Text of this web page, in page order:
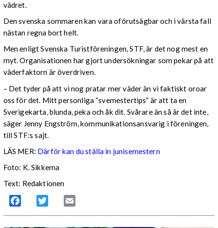
vädret.
Den svenska sommaren kan vara oförutsägbar och i värsta fall
nästan regna bort helt.
Men enligt Svenska Turistföreningen, STF, är det nog mest en
myt. Organisationen har gjort undersökningar som pekar på att
väderfaktorn är överdriven.
– Det tyder på att vi nog pratar mer väder än vi faktiskt oroar
oss för det. Mitt personliga “svemestertips” är att ta en
Sverigekarta, blunda, peka och åk dit. Svårare än så är det inte,
säger Jenny Engström, kommunikationsansvarig i föreningen,
till STF:s sajt.
LÄS MER: Därför kan du ställa in junisemestern
Foto: K. Sikkema
Text: Redaktionen
Facebook Twitter